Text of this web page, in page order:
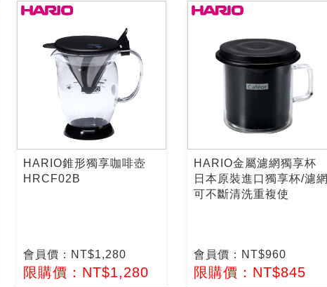
HARIO錐形獨享咖啡壺
HRCF02B
會員價：NT$1,280
限購價：NT$1,280
HARIO金屬濾網獨享杯
日本原裝進口獨享杯/濾網
可不斷清洗重複使
會員價：NT$960
限購價：NT$845